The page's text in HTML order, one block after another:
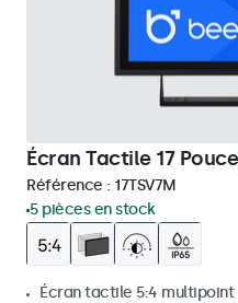
Écran Tactile 17
Référence : 17TSV7M
5 pièces en stock
Écran tactile 5:4 multipoint